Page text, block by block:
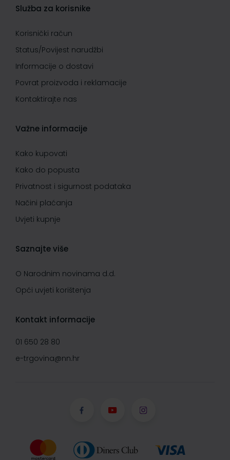
Služba za korisnike
Korisnički račun
Status/Povijest narudžbi
Informacije o dostavi
Povrat proizvoda i reklamacije
Kontaktirajte nas
Važne informacije
Kako kupovati
Kako do popusta
Privatnost i sigurnost podataka
Načini plaćanja
Uvjeti kupnje
Saznajte više
O Narodnim novinama d.d.
Opći uvjeti korištenja
Kontakt informacije
01 650 28 80
e-trgovina@nn.hr